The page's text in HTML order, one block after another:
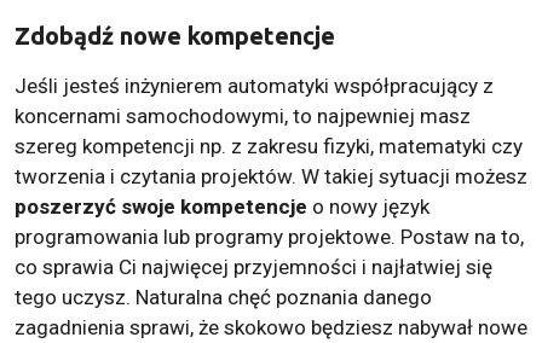
Zdobądź nowe kompetencje
Jeśli jesteś inżynierem automatyki współpracujący z
koncernami samochodowymi, to najpewniej masz
szereg kompetencji np. z zakresu fizyki, matematyki czy
tworzenia i czytania projektów. W takiej sytuacji możesz
poszerzyć swoje kompetencje o nowy język
programowania lub programy projektowe. Postaw na to,
co sprawia Ci najwięcej przyjemności i najłatwiej się
tego uczysz. Naturalna chęć poznania danego
zagadnienia sprawi, że skokowo będziesz nabywał nowe